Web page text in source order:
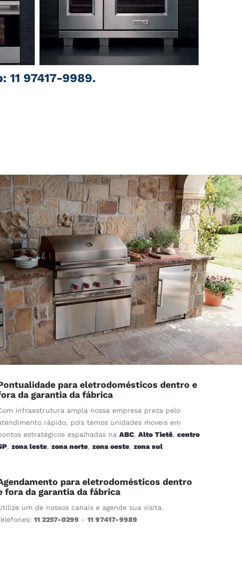
97417-9989.
para eletrodomésticos dentro e
da garantia da fábrica
infraestrutura ampla nossa empresa preza pelo
rápido, pois temos unidades moveis em
estratégicos espalhadas na ABC, Alto Tietê, centro
, zona leste, zona norte, zona oeste, zona sul
para eletrodomésticos dentro
fora da garantia da fábrica
um de nossos canais e agende sua visita.
11 2257-0299 - 11 97417-9989